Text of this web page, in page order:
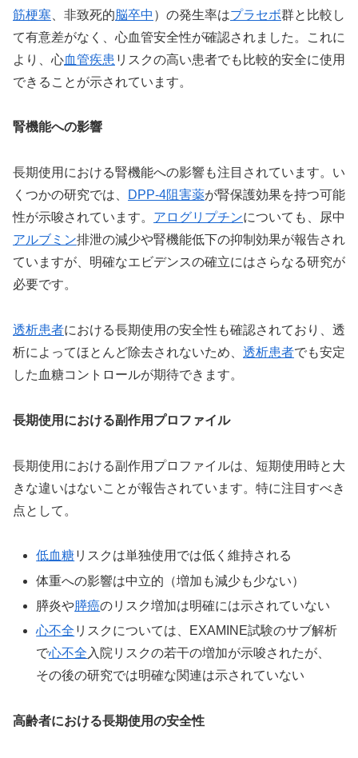
筋梗塞 、非致死的 脳卒中 ）の発生率はプラセボ群と比較し
て有意差がなく、心血管安全性が確認されました。これに
より、心血管疾患 リスクの高い患者でも比較的安全に使用
できることが示されています。
腎機能への影響
長期使用における腎機能への影響も注目されています。い
くつかの研究では、
DPP-4阻害薬が腎保護効果を持つ可能
性が示唆されています。 アログリプチンについても、尿中
アルブミン排泄の減少や腎機能低下の抑制効果が報告され
ていますが、明確なエビデンスの確立にはさらなる研究が
必要です。
透析患者における長期使用の安全性も確認されており、透
析によってほとんど除去されないため、 透析患者でも安定
した血糖コントロールが期待できます。
長期使用における副作用プロファイル
長期使用における副作用プロファイルは、短期使用時と大
きな違いはないことが報告されています。特に注目すべき
点として。
低血糖リスクは単独使用では低く維持される
体重への影響は中立的（増加も減少も少ない）
膵炎や膵癌のリスク増加は明確には示されていない
心不全 リスクについては、EXAMINE試験のサブ解析
で心不全 入院リスクの若干の増加が示唆されたが、
その後の研究では明確な関連は示されていない
高齢者における長期使用の安全性